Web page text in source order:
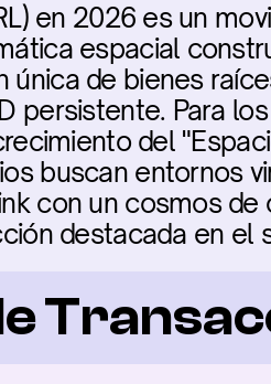
en 2026 es un
espacial
única de bienes
persistente. Para
del
buscan entornos
con un cosmos
destacada en el